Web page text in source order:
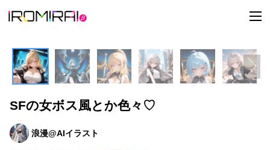
t
o
l
e
n
a
v
SFの女ボス風とか色々♡
浪漫@AIイラスト